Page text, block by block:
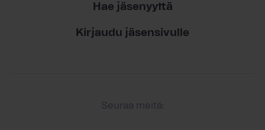
Hae jäsenyyttä
Kirjaudu jäsensivulle
Seuraa meitä: